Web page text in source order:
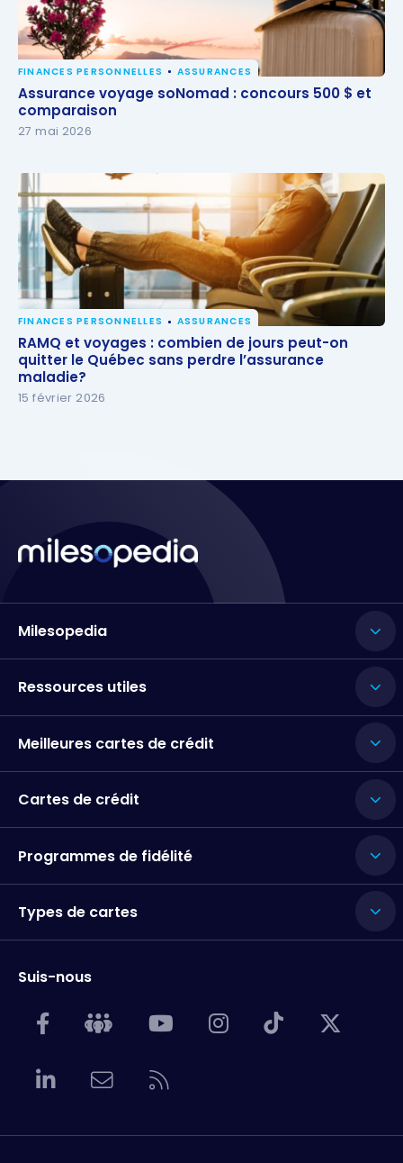
Assurance voyage soNomad : concours 500 $ et
comparaison
FINANCES PERSONNELLES ASSURANCES
Assurance voyage soNomad : concours 500 $ et
comparaison
27 mai 2026
RAMQ et voyages : combien de jours peut-on
quitter le Québec sans perdre l’assurance maladie?
FINANCES PERSONNELLES ASSURANCES
RAMQ et voyages : combien de jours peut-on
quitter le Québec sans perdre l’assurance
maladie?
15 février 2026
Milesopedia
Ressources utiles
Meilleures cartes de crédit
Cartes de crédit
Programmes de fidélité
Types de cartes
Suis-nous